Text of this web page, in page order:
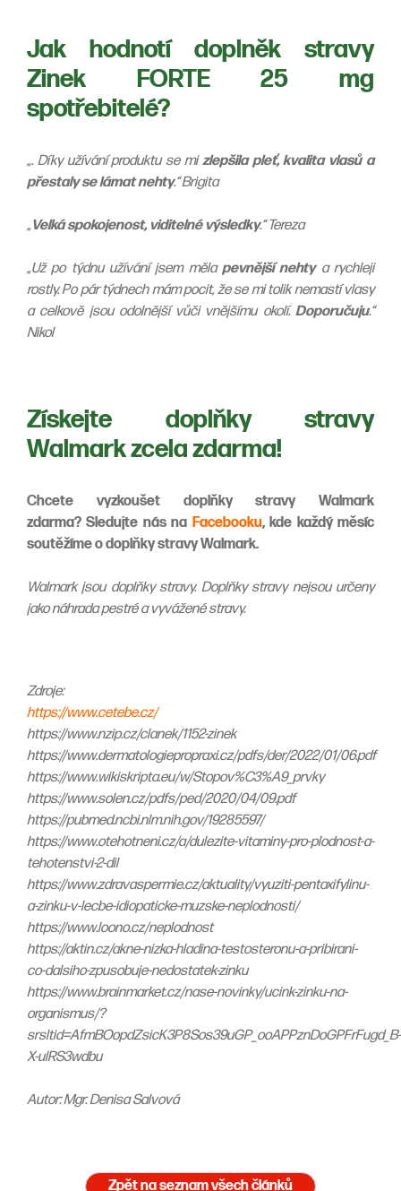
Jak hodnotí doplněk stravy
Zinek FORTE 25 mg
spotřebitelé?
„. Díky užívání produktu se mizlepšila pleť, kvalita vlasů a
přestaly se lámat nehty.“ Brigita
„Velká spokojenost, viditelné výsledky.“ Tereza
„Už po týdnu užívání jsem mělapevnější nehtya rychleji
rostly. Po pár týdnech mám pocit, že se mi tolik nemastí vlasy
a celkově jsou odolnější vůči vnějšímu okolí. Doporučuju.“
Nikol
Získejte doplňky stravy
Walmark zcela zdarma!
Chcete vyzkoušet doplňky stravy Walmark
zdarma? Sledujte nás na Facebooku, kde každý měsíc
soutěžíme o doplňky stravy Walmark.
Walmark jsou doplňky stravy. Doplňky stravy nejsou určeny
jako náhrada pestré a vyvážené stravy.
Zdroje:
https://www.cetebe.cz/
https://www.nzip.cz/clanek/1152-zinek
https://www.dermatologiepropraxi.cz/pdfs/der/2022/01/06.pdf
https://www.wikiskripta.eu/w/Stopov%C3%A9_prvky
https://www.solen.cz/pdfs/ped/2020/04/09.pdf
https://pubmed.ncbi.nlm.nih.gov/19285597/
https://www.otehotneni.cz/a/dulezite-vitaminy-pro-plodnost-a-
tehotenstvi-2-dil
https://www.zdravaspermie.cz/aktuality/vyuziti-pentoxifylinu-
a-zinku-v-lecbe-idiopaticke-muzske-neplodnosti/
https://www.loono.cz/neplodnost
https://aktin.cz/akne-nizka-hladina-testosteronu-a-pribirani-
co-dalsiho-zpusobuje-nedostatek-zinku
https://www.brainmarket.cz/nase-novinky/ucink-zinku-na-
organismus/?
srsltid=AfmBOopdZsicK3P8Sos39uGP_ooAPPznDoGPFrFugd_B-
X-ulRS3wdbu
Autor: Mgr. Denisa Salvová
Zpět na seznam všech článků